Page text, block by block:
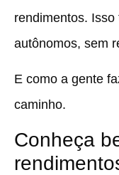
rendimentos.
autônomos, sem
E como a gente
caminho.
Conheça